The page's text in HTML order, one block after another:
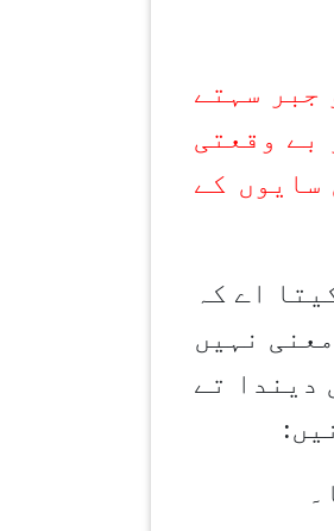
جبر سہتے
بے وقعتی
سایوں کے
اے کہ
نہیں
دیندا تے
: